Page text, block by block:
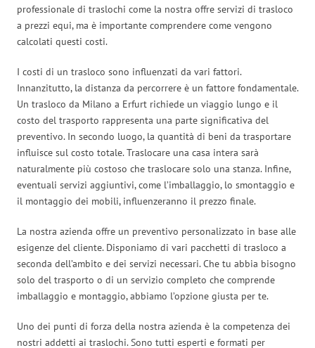
professionale di traslochi come la nostra offre servizi di trasloco
a prezzi equi, ma è importante comprendere come vengono
calcolati questi costi.
I costi di un trasloco sono influenzati da vari fattori.
Innanzitutto, la distanza da percorrere è un fattore fondamentale.
Un trasloco da Milano a Erfurt richiede un viaggio lungo e il
costo del trasporto rappresenta una parte significativa del
preventivo. In secondo luogo, la quantità di beni da trasportare
influisce sul costo totale. Traslocare una casa intera sarà
naturalmente più costoso che traslocare solo una stanza. Infine,
eventuali servizi aggiuntivi, come l’imballaggio, lo smontaggio e
il montaggio dei mobili, influenzeranno il prezzo finale.
La nostra azienda offre un preventivo personalizzato in base alle
esigenze del cliente. Disponiamo di vari pacchetti di trasloco a
seconda dell’ambito e dei servizi necessari. Che tu abbia bisogno
solo del trasporto o di un servizio completo che comprende
imballaggio e montaggio, abbiamo l’opzione giusta per te.
Uno dei punti di forza della nostra azienda è la competenza dei
nostri addetti ai traslochi. Sono tutti esperti e formati per